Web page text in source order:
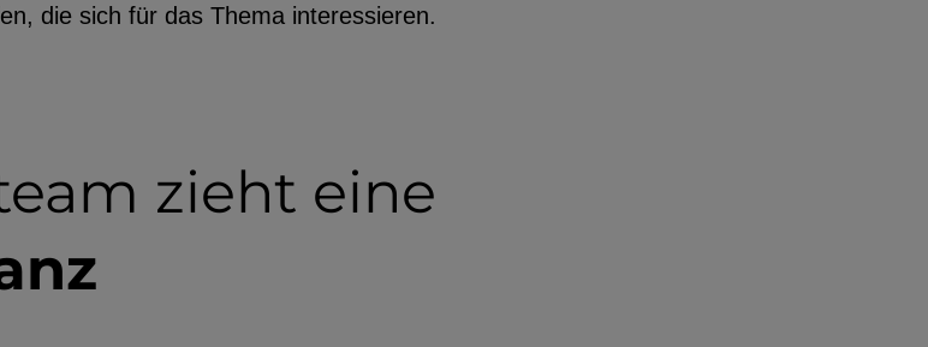
die sich für das Thema interessieren.
zieht eine